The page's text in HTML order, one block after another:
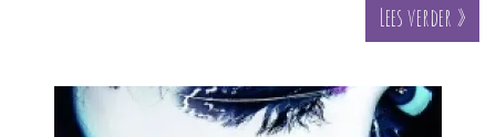
Lees verder »